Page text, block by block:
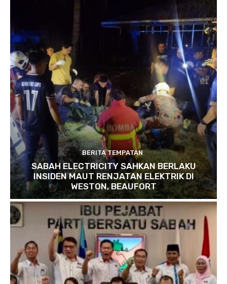
BERITA TEMPATAN
SABAH ELECTRICITY SAHKAN BERLAKU
INSIDEN MAUT RENJATAN ELEKTRIK DI
WESTON, BEAUFORT